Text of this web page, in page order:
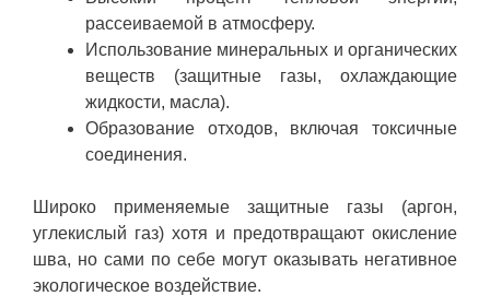
рассеиваемой в атмосферу.
Использование минеральных и органических
веществ (защитные газы, охлаждающие
жидкости, масла).
Образование отходов, включая токсичные
соединения.
Широко применяемые защитные газы (аргон,
углекислый газ) хотя и предотвращают окисление
шва, но сами по себе могут оказывать негативное
экологическое воздействие.